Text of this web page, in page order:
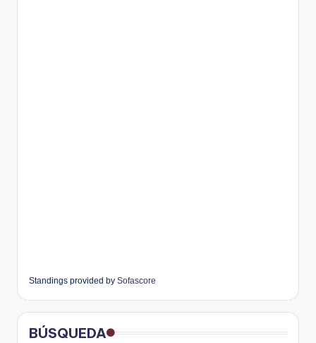
Standings provided by Sofascore
BÚSQUEDA